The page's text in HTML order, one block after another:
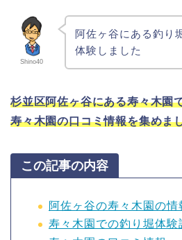
Shino40
阿佐ヶ谷にある釣り
体験しました
杉並区阿佐ヶ谷にある寿々木園
寿々木園の口コミ情報を集めま
この記事の内容
阿佐ヶ谷の寿々木園の情
寿々木園での釣り堀体験